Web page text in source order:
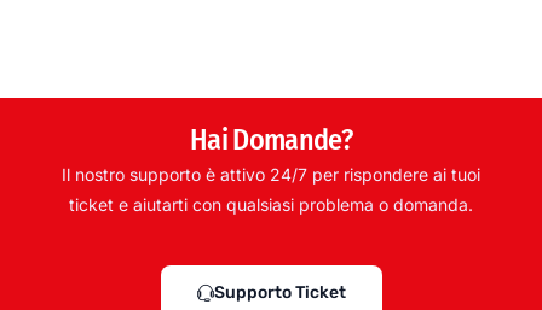
Hai Domande?
Il nostro supporto è attivo 24/7 per rispondere ai tuoi
ticket e aiutarti con qualsiasi problema o domanda.
Supporto Ticket